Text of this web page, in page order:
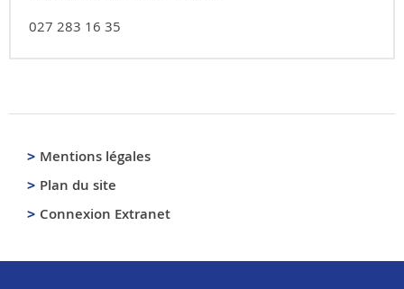
027 283 16 35
Mentions légales
Plan du site
Connexion Extranet